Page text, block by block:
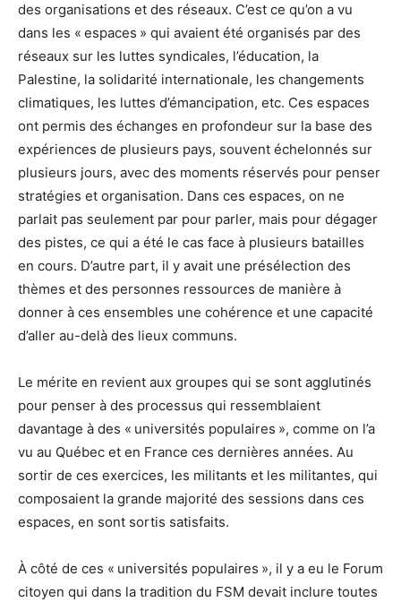
des organisations et des réseaux. C’est ce qu’on a vu
dans les « espaces » qui avaient été organisés par des
réseaux sur les luttes syndicales, l’éducation, la
Palestine, la solidarité internationale, les changements
climatiques, les luttes d’émancipation, etc. Ces espaces
ont permis des échanges en profondeur sur la base des
expériences de plusieurs pays, souvent échelonnés sur
plusieurs jours, avec des moments réservés pour penser
stratégies et organisation. Dans ces espaces, on ne
parlait pas seulement par pour parler, mais pour dégager
des pistes, ce qui a été le cas face à plusieurs batailles
en cours. D’autre part, il y avait une présélection des
thèmes et des personnes ressources de manière à
donner à ces ensembles une cohérence et une capacité
d’aller au-delà des lieux communs.
Le mérite en revient aux groupes qui se sont agglutinés
pour penser à des processus qui ressemblaient
davantage à des « universités populaires », comme on l’a
vu au Québec et en France ces dernières années. Au
sortir de ces exercices, les militants et les militantes, qui
composaient la grande majorité des sessions dans ces
espaces, en sont sortis satisfaits.
À côté de ces « universités populaires », il y a eu le Forum
citoyen qui dans la tradition du FSM devait inclure toutes